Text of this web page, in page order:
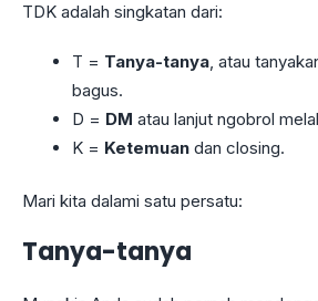
TDK adalah singkatan dari:
T = Tanya-tanya , atau
bagus.
D = DM atau lanjut ngobrol
K = Ketemuan dan closing.
Mari kita dalami satu persatu:
Tanya-tanya